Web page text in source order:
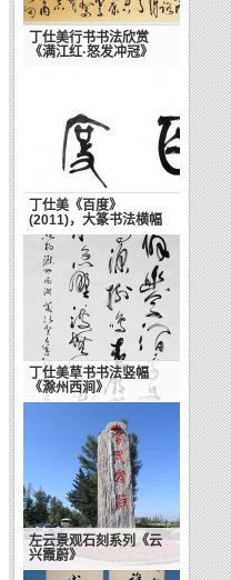
丁仕美行书书法欣赏
《满江红·怒发冲冠》
丁仕美《百度》
(2011)，大篆书法横幅
丁仕美草书书法竖幅
《滁州西涧》
左云景观石刻系列《云
兴霞蔚》